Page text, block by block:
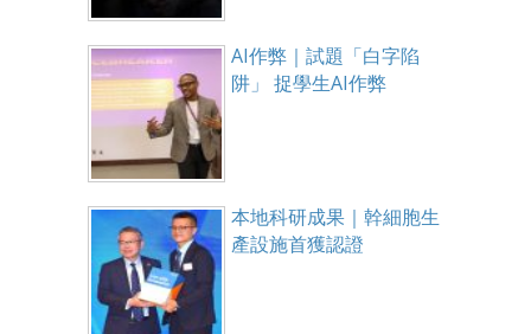
AI作弊｜試題「白字陷
阱」 捉學生AI作弊
本地科研成果｜幹細胞生
產設施首獲認證